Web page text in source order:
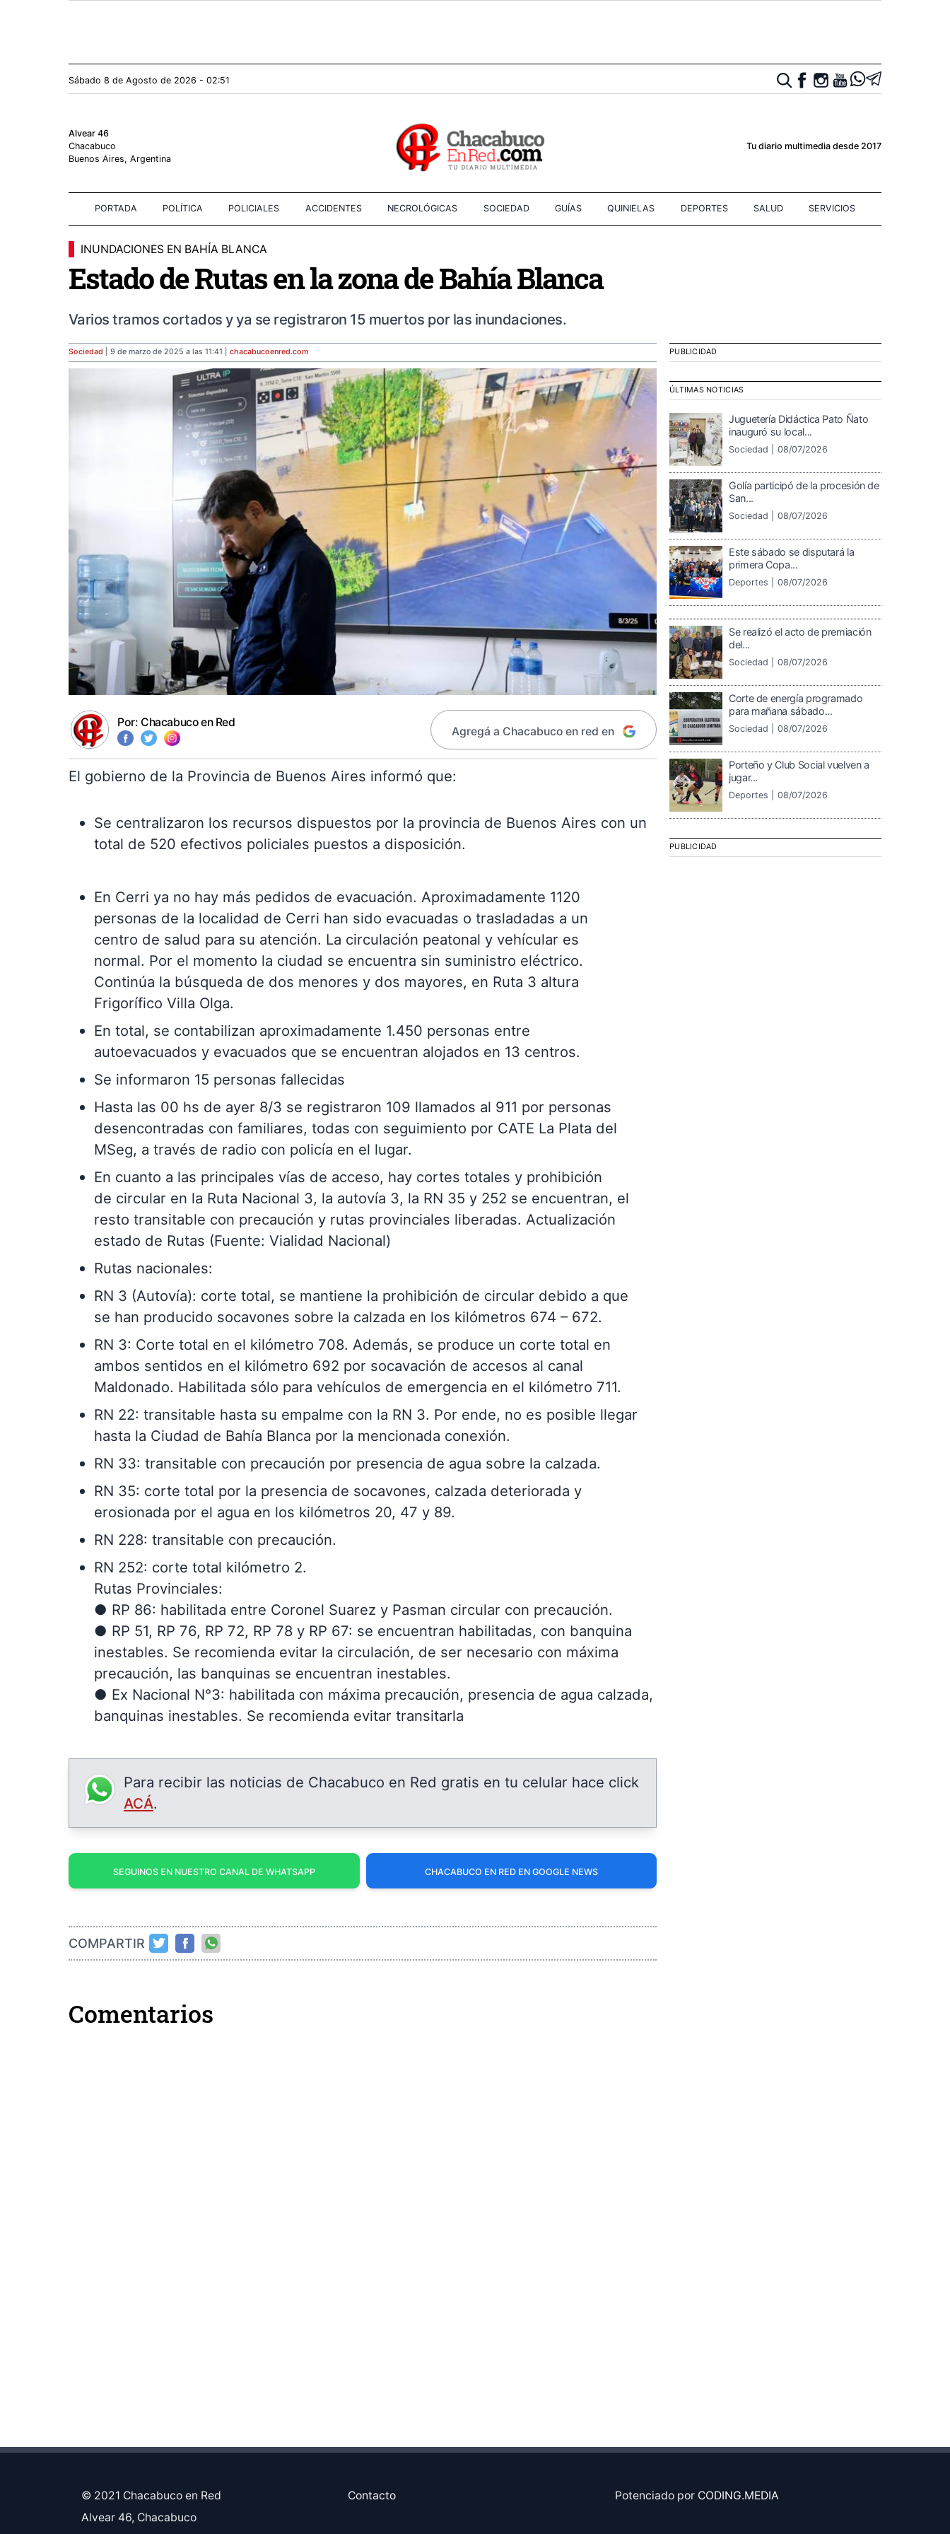
Sábado 8 de Agosto de 2026 - 02:51
Alvear 46
Chacabuco
Buenos Aires, Argentina
Tu diario multimedia desde 2017
PORTADA POLÍTICA POLICIALES ACCIDENTES NECROLÓGICAS SOCIEDAD GUÍAS QUINIELAS DEPORTES SALUD SERVICIOS
INUNDACIONES EN BAHÍA BLANCA
Estado de Rutas en la zona de Bahía Blanca
Varios tramos cortados y ya se registraron 15 muertos por las inundaciones.
Sociedad | 9 de marzo de 2025 a las 11:41 | chacabucoenred.com
Por: Chacabuco en Red
Agregá a Chacabuco en red en
El gobierno de la Provincia de Buenos Aires informó que:
Se centralizaron los recursos dispuestos por la provincia de Buenos Aires con un
total de 520 efectivos policiales puestos a disposición.
En Cerri ya no hay más pedidos de evacuación. Aproximadamente 1120
personas de la localidad de Cerri han sido evacuadas o trasladadas a un
centro de salud para su atención. La circulación peatonal y vehícular es
normal. Por el momento la ciudad se encuentra sin suministro eléctrico.
Continúa la búsqueda de dos menores y dos mayores, en Ruta 3 altura
Frigorífico Villa Olga.
En total, se contabilizan aproximadamente 1.450 personas entre
autoevacuados y evacuados que se encuentran alojados en 13 centros.
Se informaron 15 personas fallecidas
Hasta las 00 hs de ayer 8/3 se registraron 109 llamados al 911 por personas
desencontradas con familiares, todas con seguimiento por CATE La Plata del
MSeg, a través de radio con policía en el lugar.
En cuanto a las principales vías de acceso, hay cortes totales y prohibición
de circular en la Ruta Nacional 3, la autovía 3, la RN 35 y 252 se encuentran, el
resto transitable con precaución y rutas provinciales liberadas. Actualización
estado de Rutas (Fuente: Vialidad Nacional)
Rutas nacionales:
RN 3 (Autovía): corte total, se mantiene la prohibición de circular debido a que
se han producido socavones sobre la calzada en los kilómetros 674 – 672.
RN 3: Corte total en el kilómetro 708. Además, se produce un corte total en
ambos sentidos en el kilómetro 692 por socavación de accesos al canal
Maldonado. Habilitada sólo para vehículos de emergencia en el kilómetro 711.
RN 22: transitable hasta su empalme con la RN 3. Por ende, no es posible llegar
hasta la Ciudad de Bahía Blanca por la mencionada conexión.
RN 33: transitable con precaución por presencia de agua sobre la calzada.
RN 35: corte total por la presencia de socavones, calzada deteriorada y
erosionada por el agua en los kilómetros 20, 47 y 89.
RN 228: transitable con precaución.
RN 252: corte total kilómetro 2.
Rutas Provinciales:
● RP 86: habilitada entre Coronel Suarez y Pasman circular con precaución.
● RP 51, RP 76, RP 72, RP 78 y RP 67: se encuentran habilitadas, con banquina
inestables. Se recomienda evitar la circulación, de ser necesario con máxima
precaución, las banquinas se encuentran inestables.
● Ex Nacional N°3: habilitada con máxima precaución, presencia de agua calzada,
banquinas inestables. Se recomienda evitar transitarla
Para recibir las noticias de Chacabuco en Red gratis en tu celular hace click
ACÁ.
SEGUINOS EN NUESTRO CANAL DE WHATSAPP CHACABUCO EN RED EN GOOGLE NEWS
COMPARTIR
Comentarios
PUBLICIDAD
ÚLTIMAS NOTICIAS
Juguetería Didáctica Pato Ñato
inauguró su local...
Sociedad | 08/07/2026
Golía participó de la procesión de
San...
Sociedad | 08/07/2026
Este sábado se disputará la
primera Copa...
Deportes | 08/07/2026
Se realizó el acto de premiación
del...
Sociedad | 08/07/2026
Corte de energía programado
para mañana sábado...
Sociedad | 08/07/2026
Porteño y Club Social vuelven a
jugar...
Deportes | 08/07/2026
PUBLICIDAD
© 2021 Chacabuco en Red
Alvear 46, Chacabuco
Contacto Potenciado por CODING.MEDIA